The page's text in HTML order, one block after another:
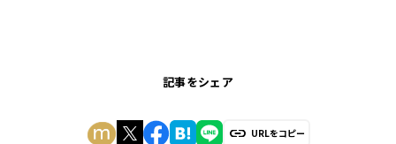
記事をシェア
URLをコピー